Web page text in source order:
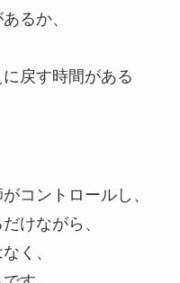
るか、
戻す時間がある
コントロールし、
けながら、
く、